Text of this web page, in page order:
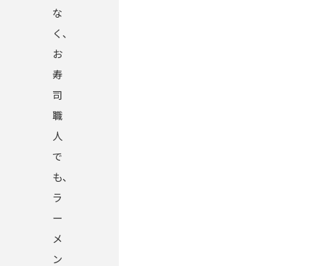
な
く、
お
寿
司
職
人
で
も、
ラ
ー
メ
ン